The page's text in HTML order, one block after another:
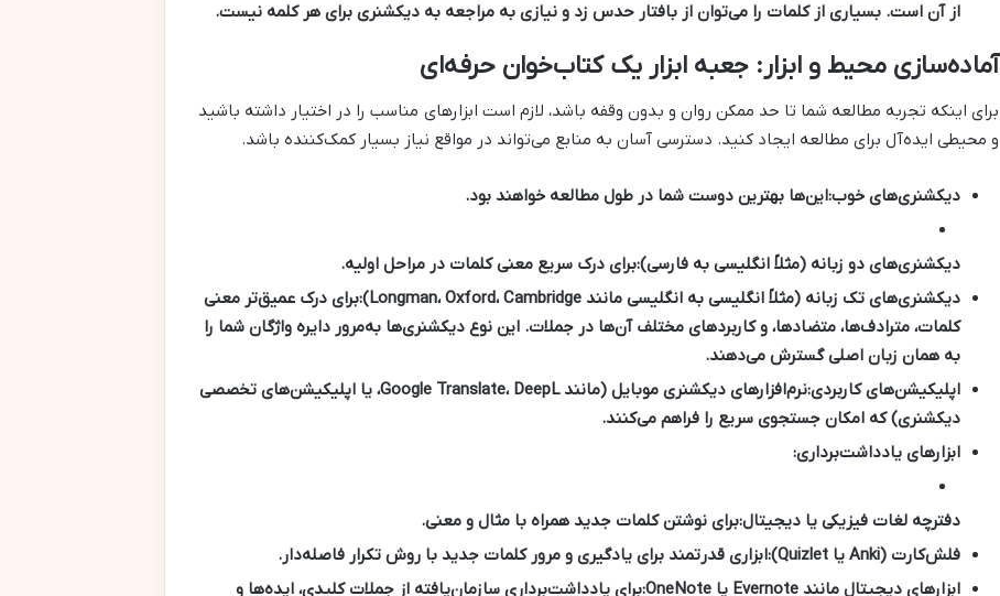
از آن است. بسیاری از کلمات را می‌توان از بافتار حدس زد و نیازی به مراجعه به دیکشنری برای هر کلمه نیست.
آماده‌سازی محیط و ابزار: جعبه ابزار یک کتاب‌خوان حرفه‌ای
برای اینکه تجربه مطالعه شما تا حد ممکن روان و بدون وقفه باشد، لازم است ابزارهای مناسب را در اختیار داشته باشید
و محیطی ایده‌آل برای مطالعه ایجاد کنید. دسترسی آسان به منابع می‌تواند در مواقع نیاز بسیار کمک‌کننده باشد.
دیکشنری‌های خوب:این‌ها بهترین دوست شما در طول مطالعه خواهند بود.
دیکشنری‌های دو زبانه (مثلاً انگلیسی به فارسی):برای درک سریع معنی کلمات در مراحل اولیه.
دیکشنری‌های تک زبانه (مثلاً انگلیسی به انگلیسی مانند Longman، Oxford، Cambridge):
برای درک عمیق‌تر معنی
کلمات، مترادف‌ها، متضادها، و کاربردهای مختلف آن‌ها در جملات. این نوع دیکشنری‌ها به‌مرور دایره واژگان شما را
به همان زبان اصلی گسترش می‌دهند.
اپلیکیشن‌های کاربردی:
نرم‌افزارهای دیکشنری موبایل (مانند Google Translate، DeepL، یا اپلیکیشن‌های تخصصی
دیکشنری) که امکان جستجوی سریع را فراهم می‌کنند.
ابزارهای یادداشت‌برداری:
دفترچه لغات فیزیکی یا دیجیتال:برای نوشتن کلمات جدید همراه با مثال و معنی.
فلش‌کارت (Anki یا Quizlet):
ابزاری قدرتمند برای یادگیری و مرور کلمات جدید با روش تکرار فاصله‌دار.
ابزارهای دیجیتال مانند Evernote یا OneNote:
برای یادداشت‌برداری سازمان‌یافته از جملات کلیدی، ایده‌ها و